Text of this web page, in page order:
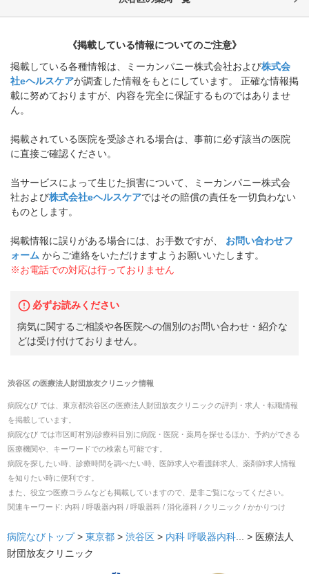
《掲載している情報についてのご注意》
掲載している各種情報は、ミーカンパニー株式会社および株式会
社eヘルスケアが調査した情報をもとにしています。 正確な情報掲
載に努めておりますが、内容を完全に保証するものではありませ
ん。
掲載されている医院を受診される場合は、事前に必ず該当の医院
に直接ご確認ください。
当サービスによって生じた損害について、ミーカンパニー株式会
社および株式会社eヘルスケアではその賠償の責任を一切負わない
ものとします。
掲載情報に誤りがある場合には、お手数ですが、
お問い合わせフ
ォーム からご連絡をいただけますようお願いいたします。
※お電話での対応は行っておりません
必ずお読みください
病気に関するご相談や各医院への個別のお問い合わせ・紹介な
どは受け付けておりません。
渋谷区 の医療法人財団放友クリニック情報
病院なび では、 東京都渋谷区の医療法人財団放友クリニックの評判・求人・転職情報
を掲載しています。
病院なび では市区町村別/診療科目別に病院・医院・薬局を探せるほか、予約ができる
医療機関や、キーワードでの検索も可能です。
病院を探したい時、診療時間を調べたい時、医師求人や看護師求人、薬剤師求人情報
を知りたい時に便利です。
また、役立つ医療コラムなども掲載していますので、是非ご覧になってください。
関連キーワード: 内科 / 呼吸器内科 / 呼吸器科 / 消化器科 / クリニック / かかりつけ
病院なびトップ > 東京都 > 渋谷区 > 内科 呼吸器内科 ... > 医療法人
財団放友クリニック